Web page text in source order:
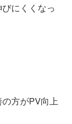
にくくなっ
方がPV向上